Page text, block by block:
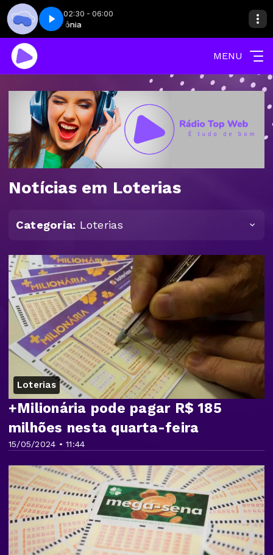
02:30 - 06:00
InsôniaInsônia - Parte 09
MENU
Notícias em Loterias
Categoria: Loterias
Loterias
15/05/2024 • 11:44
+Milionária pode pagar R$ 185
milhões nesta quarta-feira